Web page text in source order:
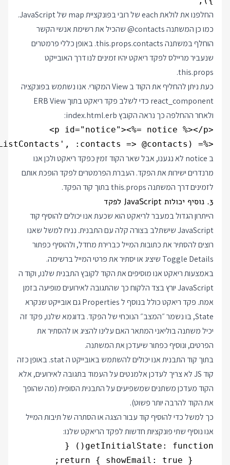
החלפנו את לולאת each של רובי בפונקציית map של JavaScript.
כמו כן המשתנה@contactsשהכיל את רשימת אנשי הקשר
הוחלף במשתנה this.props.contacts. באופן כללי פרמטרים
שנעביר מריילס לפקד ריאקט יהיו זמינים לנו דרך האובייקט
this.props.
כעת ניתן להחליף את הקוד ב View המקורי. אנו נשתמש בפונקציה
react_component כדי לשלב פקד ריאקט בתוך ERB View
ולאחר ההחלפה כך נראה הקובץ index.html.erb:
<%= react_component('ListContacts', :contacts => @contacts) %>
ב notice לא נגענו, אבל שאר הקוד זמין כפקד ריאקט ולכן אנו
מרנדרים ישירות את הפקד. העברת הפרמטרים לפקד הופכת אותם
לזמינים דרך המשתנה this.props בתוך קוד הפקד.
3. נוסיף יכולות JavaScript לפקד
הייתרון הגדול במעבר לריאקט הוא שכעת אנו יכולים להוסיף קוד
JavaScript שישתלב בצורה קלה עם התבנית. נניח למשל שאנו
רוצים להסתיר את כתובות המייל כברירת מחדל, ולהוסיף כפתור
Toggle Details שיציג או יסתיר את פרטי המייל ברשימה.
באמצעות ריאקט אנו מוסיפים את הקוד לקובץ התבנית שלנו, וקוד ה
JavaScript יורץ בצד הלקוח כך שהתגובה לאירועים מופיעה בזמן
אמת. פקד ריאקט כולל בנוסף ל Properties גם אובייקט שנקרא
State, בו נשמר ״המצב״ הנוכחי של הפקד. בדוגמא שלנו, פקד זה
יכיל משתנה בוליאני המתאר האם עלינו להציג או להסתיר את
הפרטים, ונוסיף כפתור שיעדכן את המשתנה.
בתוך קוד התבנית אנו יכולים להשתמש באובייקט ה stat. באופן כזה
קוד JS לא צריך לעדכן אלמנטים על העמוד בתגובה לאירועים, אלא
הקוד מעדכן משתנים שמשפיעים על התבנית הסופית (מה שהופך
את הקוד להרבה יותר פשוט).
כך למשל כדי להוסיף קוד עבור הצגה או הסתרה של תיבות המייל
אנו נוסיף שתי פונקציות חדשות לפקד הריאקט שלנו: